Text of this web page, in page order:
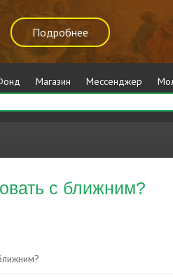
Подробнее
Магазин Мессенджер
с ближним?